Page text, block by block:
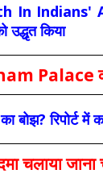
Indians'
उद्धृत किया
Palace का
बोझ? रिपोर्ट
चलाया जाना